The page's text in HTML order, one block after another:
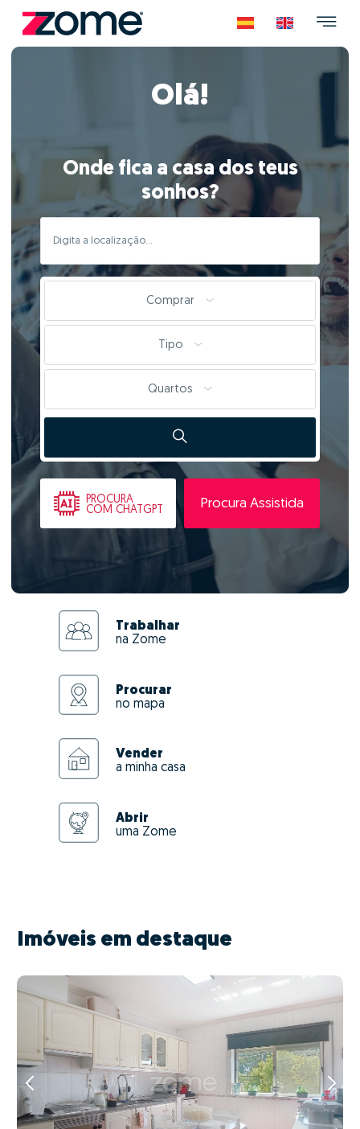
Olá!
Onde fica a casa dos teus
sonhos?
Comprar
Tipo
Quartos
PROCURA
COM CHATGPT
Procura Assistida
Trabalhar
na Zome
Procurar
no mapa
Vender
a minha casa
Abrir
uma Zome
Imóveis em destaque